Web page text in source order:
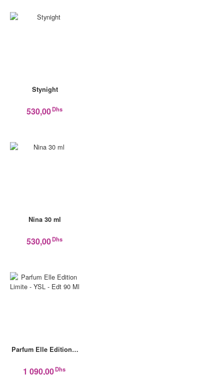
Stynight
530,00Dhs
Nina 30 ml
530,00Dhs
Parfum Elle Edition…
1 090,00Dhs